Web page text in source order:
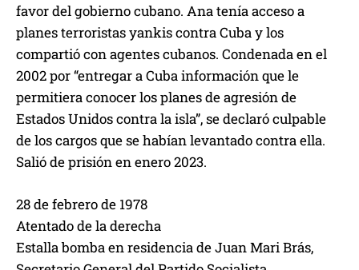
favor del gobierno cubano. Ana tenía acceso a
planes terroristas yankis contra Cuba y los
compartió con agentes cubanos. Condenada en el
2002 por “entregar a Cuba información que le
permitiera conocer los planes de agresión de
Estados Unidos contra la isla”, se declaró culpable
de los cargos que se habían levantado contra ella.
Salió de prisión en enero 2023.
28 de febrero de 1978
Atentado de la derecha
Estalla bomba en residencia de Juan Mari Brás,